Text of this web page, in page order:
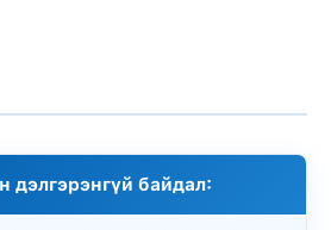
дэлгэрэнгүй байдал: